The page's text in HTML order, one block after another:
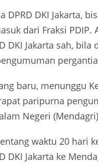
DKI Jakarta,
dari Fraksi PDIP.
Jakarta sah, bila
baru, menunggu
paripurna
Negeri
waktu 20 hari
DKI Jakarta ke